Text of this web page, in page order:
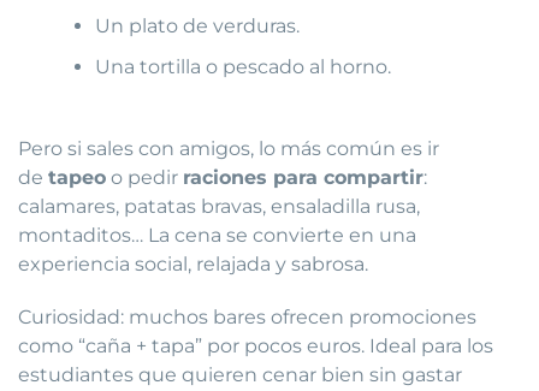
Un plato de verduras.
Una tortilla o pescado al horno.
Pero si sales con amigos, lo más común es ir
de tapeo o pedir raciones para compartir:
calamares, patatas bravas, ensaladilla rusa,
montaditos… La cena se convierte en una
experiencia social, relajada y sabrosa.
Curiosidad: muchos bares ofrecen promociones
como “caña + tapa” por pocos euros. Ideal para los
estudiantes que quieren cenar bien sin gastar